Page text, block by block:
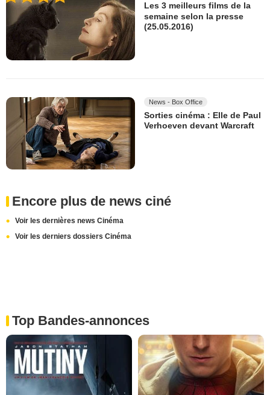
Les 3 meilleurs films de la
semaine selon la presse
(25.05.2016)
News - Box Office
Sorties cinéma : Elle de Paul
Verhoeven devant Warcraft
Encore plus de news ciné
Voir les dernières news Cinéma
Voir les derniers dossiers Cinéma
Top Bandes-annonces